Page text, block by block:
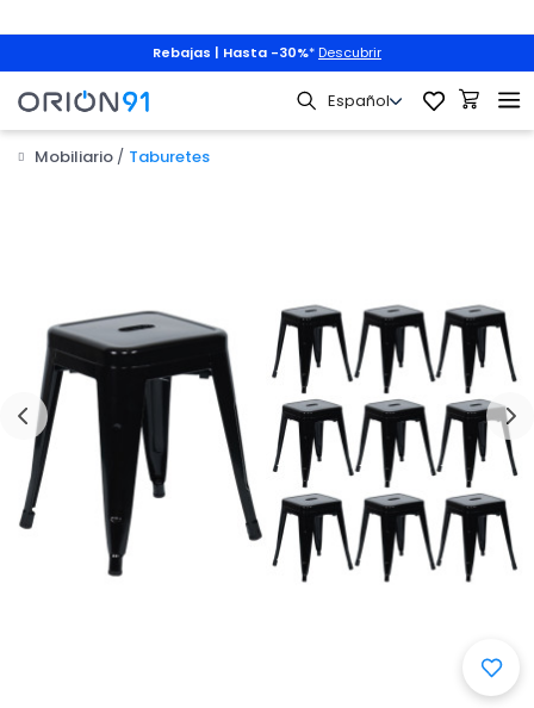
Rebajas | Hasta -30%* Descubrir
Mobiliario Taburetes